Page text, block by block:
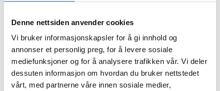
Denne nettsiden anvender cookies
Vi bruker informasjonskapsler for å gi innhold og
annonser et personlig preg, for å levere sosiale
mediefunksjoner og for å analysere trafikken vår. Vi deler
dessuten informasjon om hvordan du bruker nettstedet
vårt, med partnerne våre innen sosiale medier,
ekspertisen i NCC har vi vunnet en rekke spennende
Lars Petter Gamlem tiltrådte stillingen som Head
division,BuildingNorway med virkning fra 1. desember i år.
Blant prosjektene NCC Building Norwaygjennomfører er
Stovner bad,Bentsebrua skole,Brenneriveien